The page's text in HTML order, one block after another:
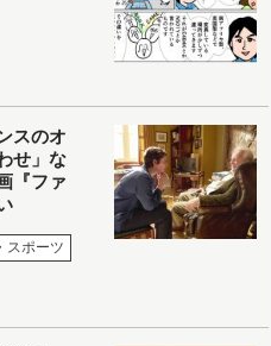
スのオ
せ」な
『ファ
スポーツ